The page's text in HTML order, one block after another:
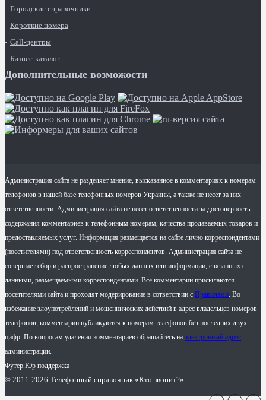
Городские справочники
Короткие номера
Call-центры
Бизнес-каталог
Дополнительные возможости
Администрация сайта не разделяет мнение, высказанное в комментариях к номерам
телефонов в нашей базе телефонных номеров Украины, а также не несет за них
ответственности. Администрация сайта не несет ответственности за достоверность
содержания комментариев к телефонным номерам, качества продаваемых товаров и
предоставляемых услуг. Информация размещается на сайте лично корреспондентами
(посетителями) под ответственность корреспондентов. Администрация сайта не
совершает сбор и распространение любых данных или информации, связанных с
данными, размещаемыми корреспондентами. Все комментарии присылаются
посетителями сайта и проходят модерирование в сответствии с Правилами. Во
избежание злоупотреблений и мошеннических действий в адрес владельцев номеров
телефонов, комментарии публикуются к номерам телефонов без последних двух
цифр. По вопросам удаления комментариев обращайтесь на электронный адрес
администрации.
Футер.Юр поддержка
© 2011-2026 Телефонный справочник «Кто звонит?»